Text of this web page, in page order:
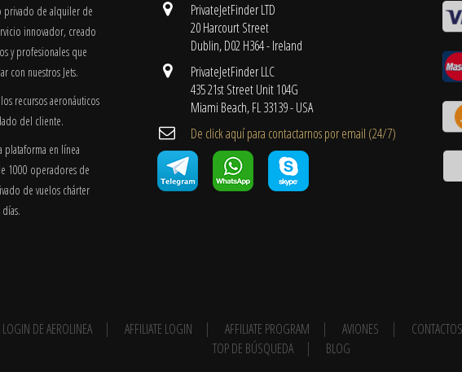
privado de alquiler de
innovador, creado
y profesionales que
con nuestros Jets.
recursos aeronáuticos
del cliente.
plataforma en línea
1000 operadores de
de vuelos chárter
PrivateJetFinder LTD
20 Harcourt Street
Dublin, D02 H364 - Ireland
PrivateJetFinder LLC
435 21st Street Unit 104G
Miami Beach, FL 33139 - USA
De click aquí para contactarnos por email ​(24/7)
LOGIN DE AEROLINEA AFFILIATE LOGIN AFFILIATE PROGRAM AVIONES CONTACTOS
TOP DE BÚSQUEDA
BLOG